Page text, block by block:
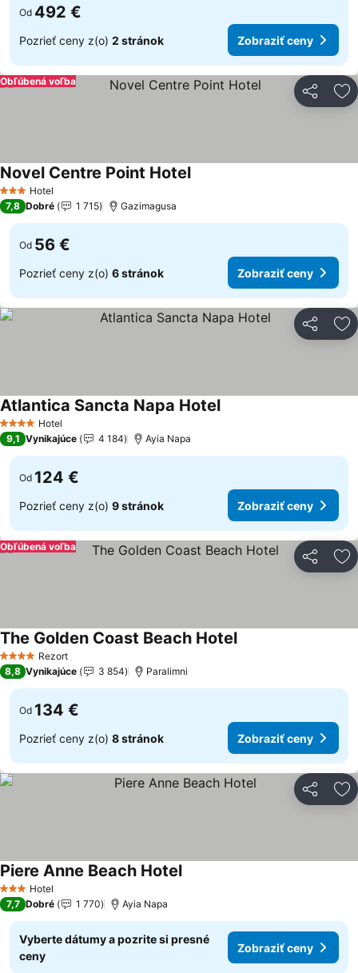
Od 492 €
Pozrieť ceny z(o) 2 stránok Zobraziť ceny
Zdieľať
Obľúbená voľba
3 Počet hviezdičiek
Hotel
Novel Centre Point Hotel
7,8 Dobré 1 715 Gazimagusa
Od 56 €
Pozrieť ceny z(o) 6 stránok Zobraziť ceny
Zdieľať
4 Počet hviezdičiek
Hotel
Atlantica Sancta Napa Hotel
9,1 Vynikajúce 4 184 Ayia Napa
Od 124 €
Pozrieť ceny z(o) 9 stránok Zobraziť ceny
Zdieľať
Obľúbená voľba
4 Počet hviezdičiek
Rezort
The Golden Coast Beach Hotel
8,8 Vynikajúce 3 854 Paralimni
Od 134 €
Pozrieť ceny z(o) 8 stránok Zobraziť ceny
Zdieľať
3 Počet hviezdičiek
Hotel
Piere Anne Beach Hotel
7,7 Dobré 1 770 Ayia Napa
Vyberte dátumy a pozrite si presné
ceny
Zobraziť ceny